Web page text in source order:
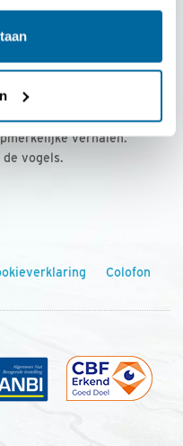
€ 36,00 per jaar
leden, met
verhalen.
vogels.
Colofon